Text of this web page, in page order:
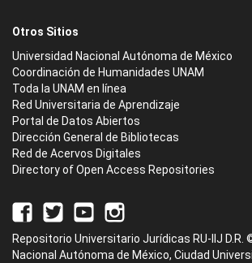
Otros Sitios
Universidad Nacional Autónoma de México
Coordinación de Humanidades UNAM
Toda la UNAM en línea
Red Universitaria de Aprendizaje
Portal de Datos Abiertos
Dirección General de Bibliotecas
Red de Acervos Digitales
Directory of Open Access Repositories
Repositorio Universitario Jurídicas RU-IIJ D.R.
Nacional Autónoma de México, Ciudad